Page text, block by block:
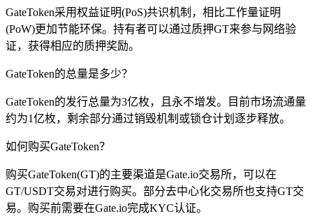
GateToken采用权益证明(PoS)共识机制，相比工作量证明
(PoW)更加节能环保。持有者可以通过质押GT来参与网络验
证，获得相应的质押奖励。
GateToken的总量是多少？
GateToken的发行总量为3亿枚，且永不增发。目前市场流通量
约为1亿枚，剩余部分通过销毁机制或锁仓计划逐步释放。
如何购买GateToken？
购买GateToken(GT)的主要渠道是Gate.io交易所，可以在
GT/USDT交易对进行购买。部分去中心化交易所也支持GT交
易。购买前需要在Gate.io完成KYC认证。